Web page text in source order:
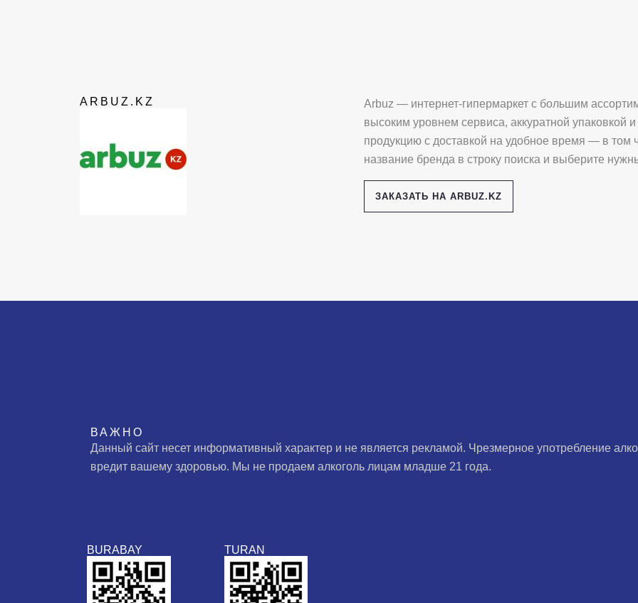
ARBUZ.KZ
Arbuz — интернет-гипермаркет с большим
высоким уровнем сервиса, аккуратной упаковкой
продукцию с доставкой на удобное время — в том
название бренда в строку поиска и выберите
ЗАКАЗАТЬ НА ARBUZ.KZ
ВАЖНО
Данный сайт несет информативный характер и не является рекламой. Чрезмерное употребление
вредит вашему здоровью. Мы не продаем алкоголь лицам младше 21 года.
BURABAY TURAN